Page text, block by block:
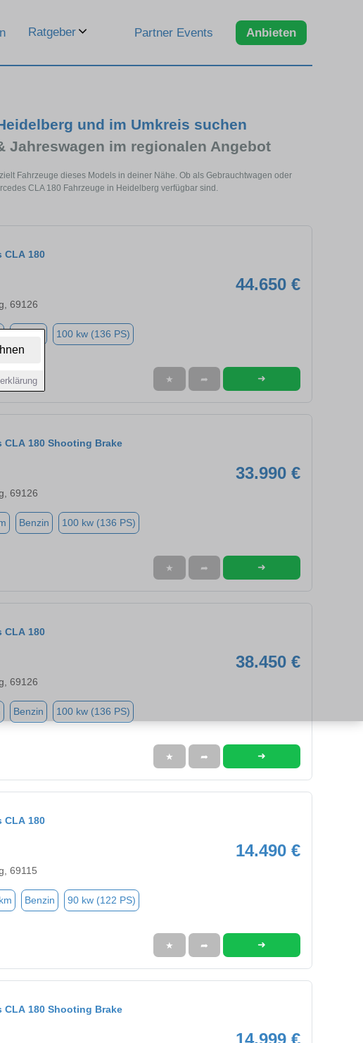
Ratgeber Partner Events Anbieten
und im Umkreis suchen
Jahreswagen im regionalen Angebot
Fahrzeuge dieses Models in deiner Nähe. Ob als Gebrauchtwagen oder
CLA 180 Fahrzeuge in Heidelberg verfügbar sind.
CLA 180
44.650 €
69126
100 kw (136 PS)
★ ➦ ➜
CLA 180 Shooting Brake
33.990 €
69126
Benzin 100 kw (136 PS)
★ ➦ ➜
CLA 180
38.450 €
69126
Benzin 100 kw (136 PS)
★ ➦ ➜
CLA 180
14.490 €
69115
Benzin 90 kw (122 PS)
★ ➦ ➜
CLA 180 Shooting Brake